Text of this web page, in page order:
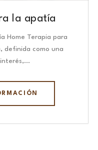
la apatía
Home Terapia para
definida como una